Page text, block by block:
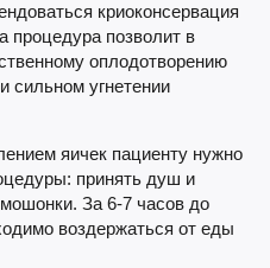
криоконсервация
процедура позволит в
оплодотворению
сильном угнетении
яичек пациенту нужно
принять душ и
За 6-7 часов до
воздержаться от еды